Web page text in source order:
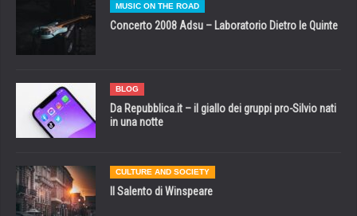
MUSIC ON THE ROAD
Concerto 2008 Adsu – Laboratorio Dietro le Quinte
BLOG
Da Repubblica.it – il giallo dei gruppi pro-Silvio nati
in una notte
CULTURE AND SOCIETY
Il Salento di Winspeare